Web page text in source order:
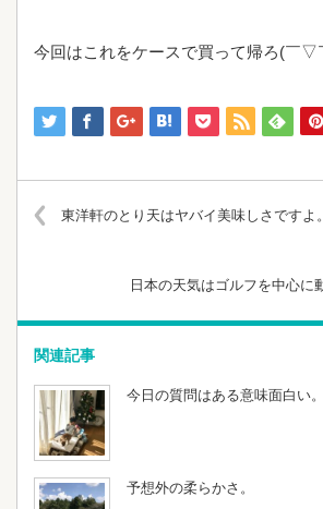
今回はこれをケースで買って帰ろ(￣▽
東洋軒のとり天はヤバイ美味しさですよ。
日本の天気はゴルフを中心に
関連記事
今日の質問はある意味面白い。
予想外の柔らかさ。